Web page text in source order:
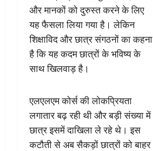
और मानकों को दुरुस्त करने के लिए
यह फैसला लिया गया है। लेकिन
शिक्षाविद और छात्र संगठनों का कहना
है कि यह कदम छात्रों के भविष्य के
साथ खिलवाड़ है।
एलएलएम कोर्स की लोकप्रियता
लगातार बढ़ रही थी और बड़ी संख्या में
छात्र इसमें दाखिला ले रहे थे। इस
कटौती से अब सैकड़ों छात्रों को बाहर